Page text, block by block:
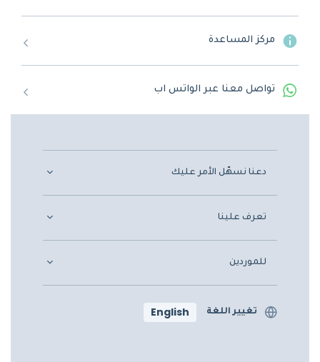
مركز المساعدة
تواصل معنا عبر الواتس اب
دعنا نسهّل الأمر عليك
تعرف علينا
للموردين
تغيير اللغة English